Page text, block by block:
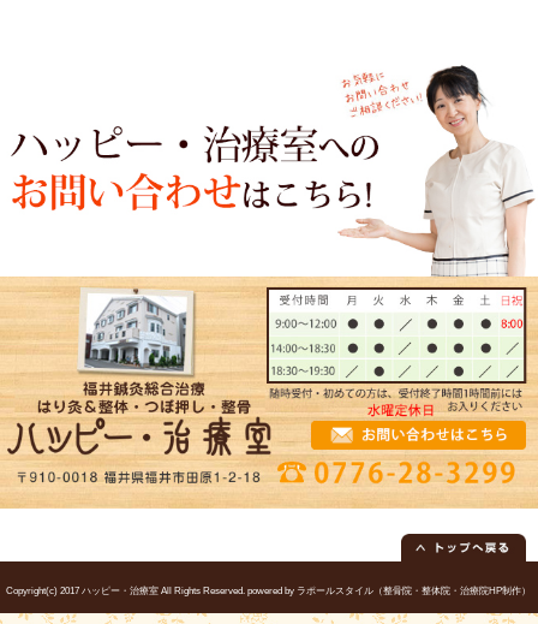
自律神経失調症
うつ
当院へのアクセス情報
ハッピー・治療室
所在地
〒910-0018 福井県福井市田原1-2-18
駐車場
18台
電話番号
0776-28-3299
水曜・日曜午後・祝日午後 ＧＷ・
院長
佐竹 琴音